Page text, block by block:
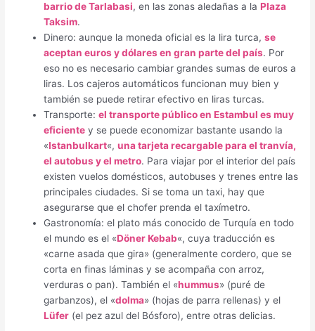
barrio de Tarlabasi, en las zonas aledañas a laPlaza
Taksim.
Dinero: aunque la moneda oficial es la lira turca,se
aceptan euros y dólares en gran parte del país. Por
eso no es necesario cambiar grandes sumas de euros a
liras. Los cajeros automáticos funcionan muy bien y
también se puede retirar efectivo en liras turcas.
Transporte:el transporte público en Estambul es muy
eficiente y se puede economizar bastante usando la
«Istanbulkart«,una tarjeta recargable para el tranvía,
el autobus y el metro. Para viajar por el interior del país
existen vuelos domésticos, autobuses y trenes entre las
principales ciudades. Si se toma un taxi, hay que
asegurarse que el chofer prenda el taxímetro.
Gastronomía: el plato más conocido de Turquía en todo
el mundo es el «Döner Kebab«, cuya traducción es
«carne asada que gira» (generalmente cordero, que se
corta en finas láminas y se acompaña con arroz,
verduras o pan). También el «hummus» (puré de
garbanzos), el «dolma» (hojas de parra rellenas) y el
Lüfer (el pez azul del Bósforo), entre otras delicias.